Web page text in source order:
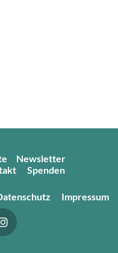
Newsletter
Spenden
Impressum